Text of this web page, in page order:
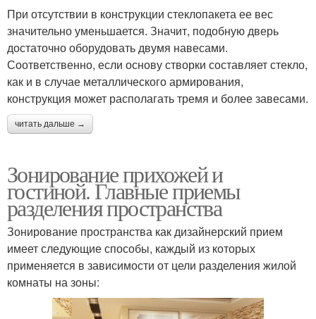
При отсутствии в конструкции стеклопакета ее вес
значительно уменьшается. Значит, подобную дверь
достаточно оборудовать двумя навесами.
Соответственно, если основу створки составляет стекло,
как и в случае металлического армирования,
конструкция может располагать тремя и более завесами.
читать дальше →
Зонирование прихожей и
гостиной. Главные приемы
разделения пространства
Зонирование пространства как дизайнерский прием
имеет следующие способы, каждый из которых
применяется в зависимости от цели разделения жилой
комнаты на зоны: